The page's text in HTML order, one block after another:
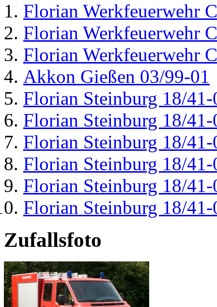
Florian Werkfeuerwehr
Florian Werkfeuerwehr
Florian Werkfeuerwehr
Akkon Gießen 03/99-01
Florian Steinburg 18/41-
Florian Steinburg 18/41-
Florian Steinburg 18/41-
Florian Steinburg 18/41-
Florian Steinburg 18/41-
Florian Steinburg 18/41-
Zufallsfoto